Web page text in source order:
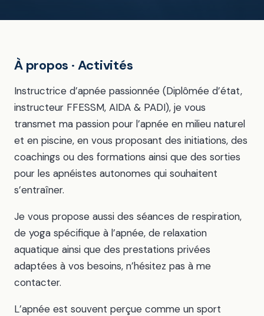
À propos · Activités
Instructrice d’apnée passionnée (Diplômée d’état,
instructeur FFESSM, AIDA & PADI), je vous
transmet ma passion pour l’apnée en milieu naturel
et en piscine, en vous proposant des initiations, des
coachings ou des formations ainsi que des sorties
pour les apnéistes autonomes qui souhaitent
s’entraîner.
Je vous propose aussi des séances de respiration,
de yoga spécifique à l’apnée, de relaxation
aquatique ainsi que des prestations privées
adaptées à vos besoins, n’hésitez pas à me
contacter.
L’apnée est souvent perçue comme un sport